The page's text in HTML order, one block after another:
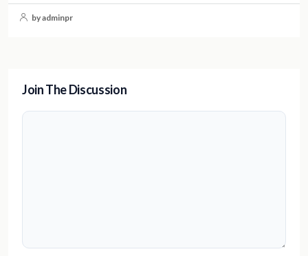
by adminpr
Join The Discussion